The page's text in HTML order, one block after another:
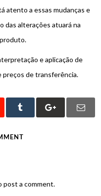
atento a essas mudanças e
das alterações atuará na
e aplicação de
preços de transferência.
post a comment.